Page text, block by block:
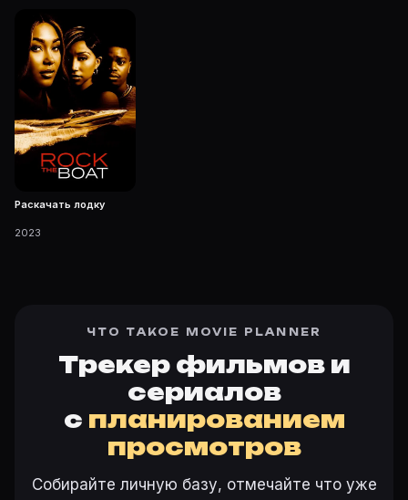
Раскачать лодку
2023
ЧТО ТАКОЕ MOVIE PLANNER
Трекер фильмов и
сериалов
с планированием
просмотров
Собирайте личную базу, отмечайте что уже